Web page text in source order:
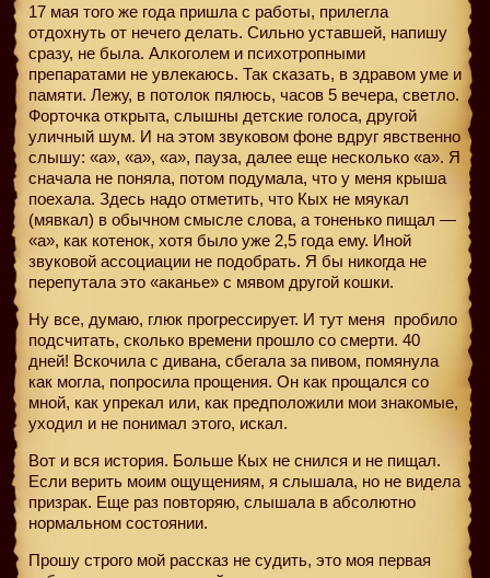
17 мая того же года пришла с работы, прилегла
отдохнуть от нечего делать. Сильно уставшей, напишу
сразу, не была. Алкоголем и психотропными
препаратами не увлекаюсь. Так сказать, в здравом уме и
памяти. Лежу, в потолок пялюсь, часов 5 вечера, светло.
Форточка открыта, слышны детские голоса, другой
уличный шум. И на этом звуковом фоне вдруг явственно
слышу: «а», «а», «а», пауза, далее еще несколько «а». Я
сначала не поняла, потом подумала, что у меня крыша
поехала. Здесь надо отметить, что Кых не мяукал
(мявкал) в обычном смысле слова, а тоненько пищал —
«а», как котенок, хотя было уже 2,5 года ему. Иной
звуковой ассоциации не подобрать. Я бы никогда не
перепутала это «аканье» с мявом другой кошки.
Ну все, думаю, глюк прогрессирует. И тут меня пробило
подсчитать, сколько времени прошло со смерти. 40
дней! Вскочила с дивана, сбегала за пивом, помянула
как могла, попросила прощения. Он как прощался со
мной, как упрекал или, как предположили мои знакомые,
уходил и не понимал этого, искал.
Вот и вся история. Больше Кых не снился и не пищал.
Если верить моим ощущениям, я слышала, но не видела
призрак. Еще раз повторяю, слышала в абсолютно
нормальном состоянии.
Прошу строго мой рассказ не судить, это моя первая